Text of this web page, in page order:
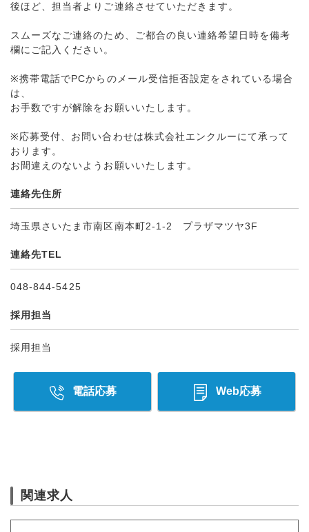
後ほど、担当者よりご連絡させていただきます。
スムーズなご連絡のため、ご都合の良い連絡希望日時を備考
欄にご記入ください。
※携帯電話でPCからのメール受信拒否設定をされている場合
は、
お手数ですが解除をお願いいたします。
※応募受付、お問い合わせは株式会社エンクルーにて承って
おります。
お間違えのないようお願いいたします。
連絡先住所
埼玉県さいたま市南区南本町2-1-2 プラザマツヤ3F
連絡先TEL
048-844-5425
採用担当
採用担当
電話応募 Web応募
関連求人